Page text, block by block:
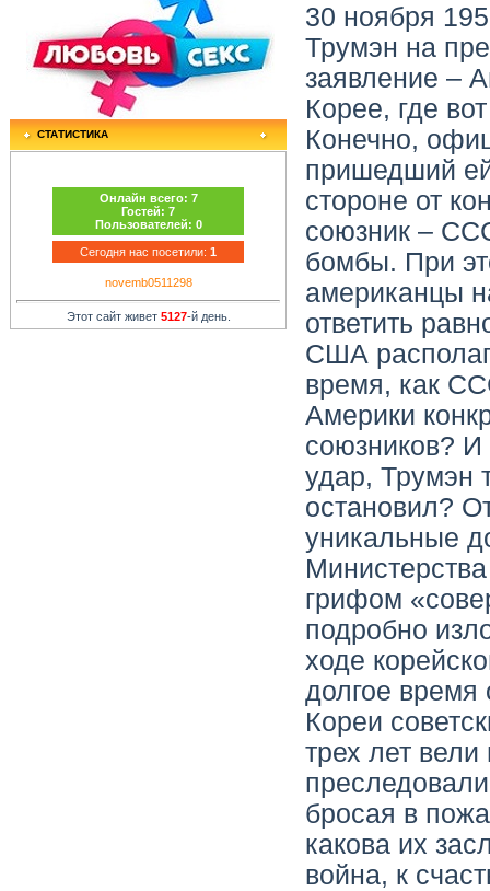
СТАТИСТИКА
Онлайн всего: 7
Гостей: 7
Пользователей: 0
Сегодня нас посетили: 1
novemb0511298
Этот сайт живет 5127-й день.
30 ноября
Трумэн на
заявление –
Корее, где
Конечно,
пришедший
стороне от
союзник –
бомбы. При
американцы
ответить
США
время, как
Америки
союзников? И
удар, Трумэн
остановил?
уникальные
грифом
подробно
ходе
долгое
Кореи
трех лет
бросая в
какова их
война, к